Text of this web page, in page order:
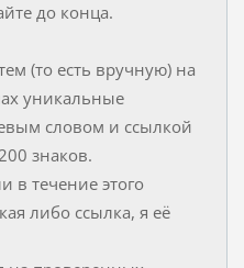
до конца.
(то есть вручную) на
уникальные
словом и ссылкой
знаков.
в течение этого
либо ссылка, я её